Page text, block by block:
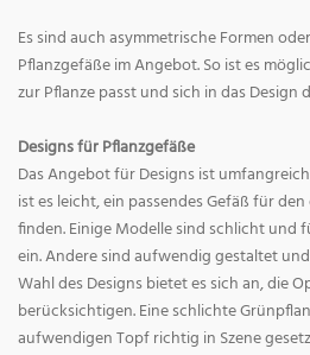
Es sind auch asymmetrische Formen
Pflanzgefäße im Angebot. So ist es
zur Pflanze passt und sich in das
Designs für Pflanzgefäße
Das Angebot für Designs ist
ist es leicht, ein passendes Gefäß für
finden. Einige Modelle sind schlicht und
ein. Andere sind aufwendig gestaltet
Wahl des Designs bietet es sich an, die
berücksichtigen. Eine schlichte
aufwendigen Topf richtig in Szene